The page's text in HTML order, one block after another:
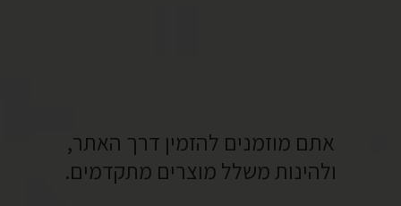
אתם מוזמנים להזמין דרך האתר,
ולהינות משלל מוצרים מתקדמים.